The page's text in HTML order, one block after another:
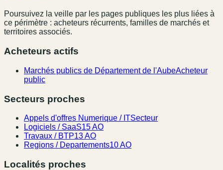
Poursuivez la veille par les pages publiques les plus liées à
ce périmètre : acheteurs récurrents, familles de marchés et
territoires associés.
Acheteurs actifs
Marchés publics de Département de l'AubeAcheteur
public
Secteurs proches
Appels d'offres Numerique / ITSecteur
Logiciels / SaaS15 AO
Travaux / BTP13 AO
Regions / Departements10 AO
Localités proches